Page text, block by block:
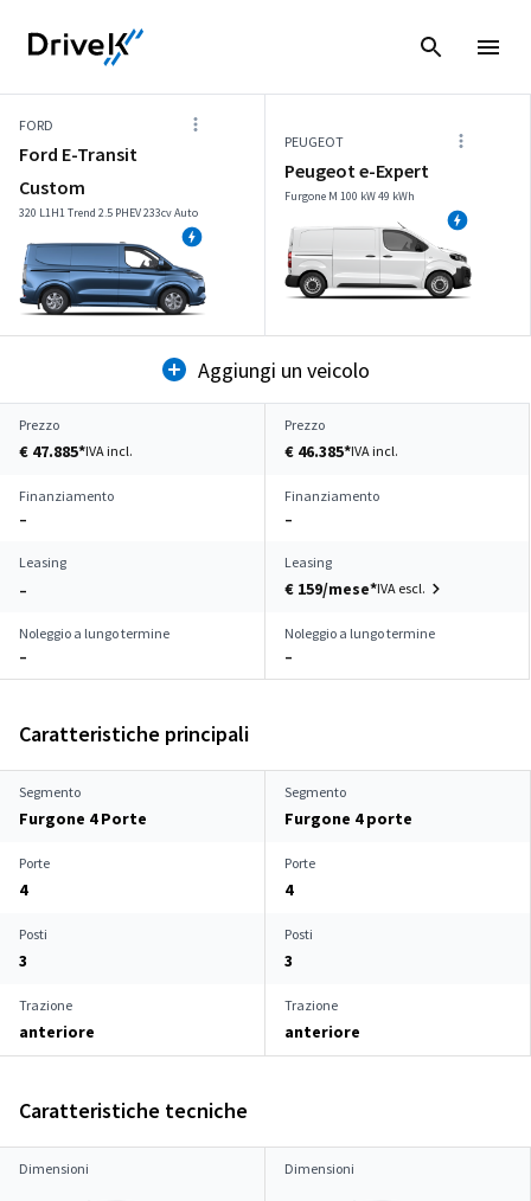
FORD
Ford E-Transit
Custom
320 L1H1 Trend 2.5 PHEV 233cv Auto
PEUGEOT
Peugeot e-Expert
Furgone M 100 kW 49 kWh
Aggiungi un veicolo
Prezzo
€ 47.885*IVA incl.
Prezzo
€ 46.385*IVA incl.
Finanziamento
–
Finanziamento
–
Leasing
–
Leasing
€ 159/mese*IVA escl.
Noleggio a lungo termine
–
Noleggio a lungo termine
–
Caratteristiche principali
Segmento
Furgone 4 Porte
Segmento
Furgone 4 porte
Porte
4
Porte
4
Posti
3
Posti
3
Trazione
anteriore
Trazione
anteriore
Caratteristiche tecniche
Dimensioni Dimensioni